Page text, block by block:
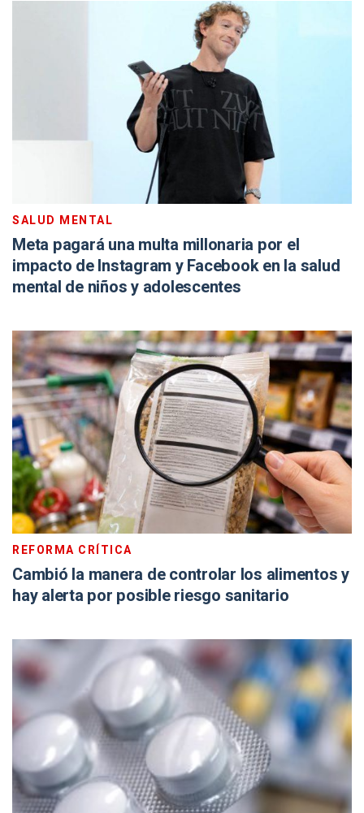
SALUD MENTAL
Meta pagará una multa millonaria por el
impacto de Instagram y Facebook en la salud
mental de niños y adolescentes
REFORMA CRÍTICA
Cambió la manera de controlar los alimentos y
hay alerta por posible riesgo sanitario